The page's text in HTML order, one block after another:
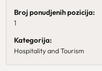
Broj ponudjenih pozicija:
1
Kategorija:
Hospitality and Tourism